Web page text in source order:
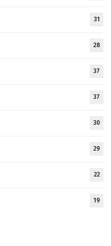
31
28
37
37
30
29
22
19